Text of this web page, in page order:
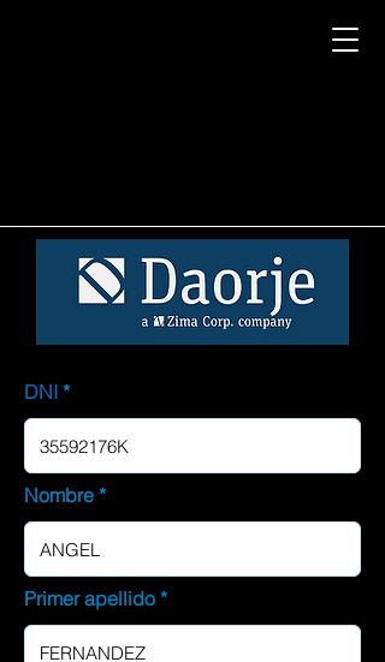
DNI
Nombre
Primer apellido